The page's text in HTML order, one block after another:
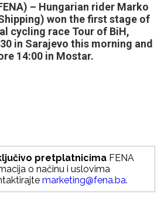
– Hungarian rider Marko
won the first stage of
cycling race Tour of BiH,
in Sarajevo this morning and
14:00 in Mostar.
pretplatnicima FENA
o načinu i uslovima
marketing@fena.ba.